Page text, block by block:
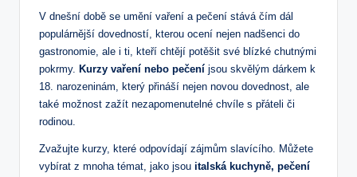
V dnešní době se umění vaření a pečení stává čím dál
populárnější dovedností, kterou ocení nejen nadšenci do
gastronomie, ale i ti, kteří chtějí potěšit své blízké chutnými
pokrmy. Kurzy vaření nebo pečení jsou skvělým dárkem k
18. narozeninám, který přináší nejen novou dovednost, ale
také možnost zažít nezapomenutelné chvíle s přáteli či
rodinou.
Zvažujte kurzy, které odpovídají zájmům slavícího. Můžete
vybírat z mnoha témat, jako jsou italská kuchyně, pečení